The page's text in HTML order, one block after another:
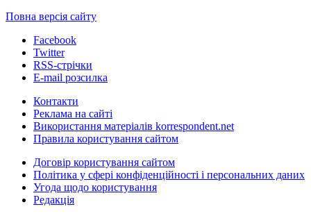
Повна версія сайту
Facebook
Twitter
RSS-стрічки
E-mail розсилка
Контакти
Реклама на сайті
Використання матеріалів korrespondent.net
Правила користування сайтом
Договір користування сайтом
Політика у сфері конфіденційності і персональних даних
Угода щодо користування
Редакція